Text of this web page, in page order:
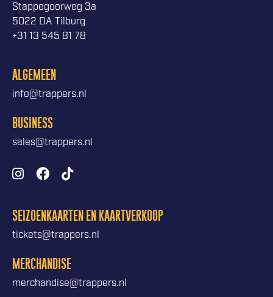
Stappegoorweg 3a
5022 DA Tilburg
+31 13 545 81 78
ALGEMEEN
info@trappers.nl
BUSINESS
sales@trappers.nl
SEIZOENKAARTEN EN KAARTVERKOOP
tickets@trappers.nl
MERCHANDISE
merchandise@trappers.nl